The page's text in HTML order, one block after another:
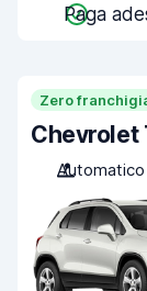
Paga
Zero
Chevrolet
Automatico